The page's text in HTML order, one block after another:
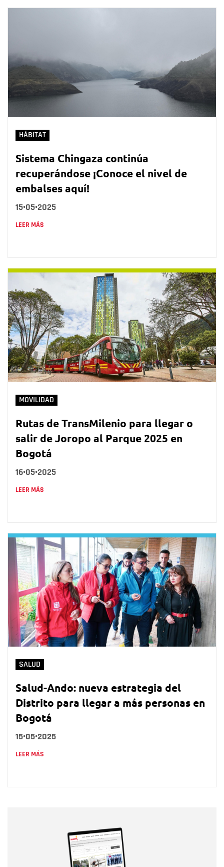
HÁBITAT
Sistema Chingaza continúa
recuperándose ¡Conoce el nivel de
embalses aquí!
15•05•2025
LEER MÁS
MOVILIDAD
Rutas de TransMilenio para llegar o
salir de Joropo al Parque 2025 en
Bogotá
16•05•2025
LEER MÁS
SALUD
Salud-Ando: nueva estrategia del
Distrito para llegar a más personas en
Bogotá
15•05•2025
LEER MÁS
Correo electrónico